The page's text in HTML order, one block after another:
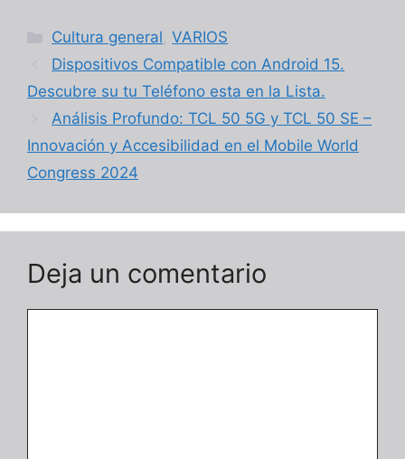
Categorías
Cultura general,VARIOS
Dispositivos Compatible con Android 15.
Descubre su tu Teléfono esta en la Lista.
Análisis Profundo: TCL 50 5G y TCL 50 SE –
Innovación y Accesibilidad en el Mobile World
Congress 2024
Deja un comentario